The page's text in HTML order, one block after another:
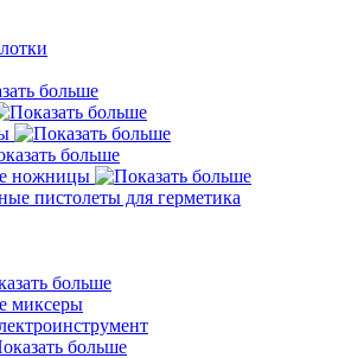
ножницы
пистолеты для герметика
миксеры